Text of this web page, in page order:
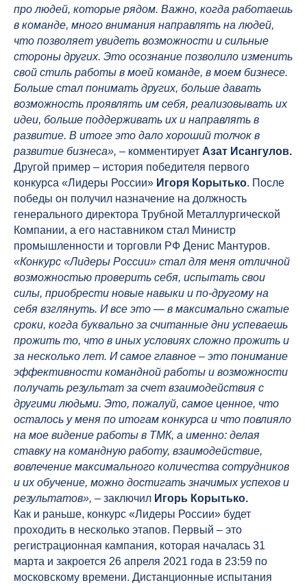
про людей, которые рядом. Важно, когда работаешь
в команде, много внимания направлять на людей,
что позволяет увидеть возможности и сильные
стороны других. Это осознание позволило изменить
свой стиль работы в моей команде, в моем бизнесе.
Больше стал понимать других, больше давать
возможность проявлять им себя, реализовывать их
идеи, больше поддерживать их и направлять в
развитие. В итоге это дало хороший толчок в
развитие бизнеса», – комментирует Азат Исангулов.
Другой пример – история победителя первого
конкурса «Лидеры России» Игоря Корытько. После
победы он получил назначение на должность
генерального директора Трубной Металлургической
Компании, а его наставником стал Министр
промышленности и торговли РФ Денис Мантуров.
«Конкурс «Лидеры России» стал для меня отличной
возможностью проверить себя, испытать свои
силы, приобрести новые навыки и по-другому на
себя взглянуть. И все это — в максимально сжатые
сроки, когда буквально за считанные дни успеваешь
прожить то, что в иных условиях сложно прожить и
за несколько лет. И самое главное – это понимание
эффективности командной работы и возможности
получать результат за счет взаимодействия с
другими людьми. Это, пожалуй, самое ценное, что
осталось у меня по итогам конкурса и что повлияло
на мое видение работы в ТМК, а именно: делая
ставку на командную работу, взаимодействие,
вовлечение максимального количества сотрудников
и их обучение, можно достигать значимых успехов и
результатов», – заключил Игорь Корытько.
Как и раньше, конкурс «Лидеры России» будет
проходить в несколько этапов. Первый – это
регистрационная кампания, которая началась 31
марта и закроется 26 апреля 2021 года в 23:59 по
московскому времени. Дистанционные испытания